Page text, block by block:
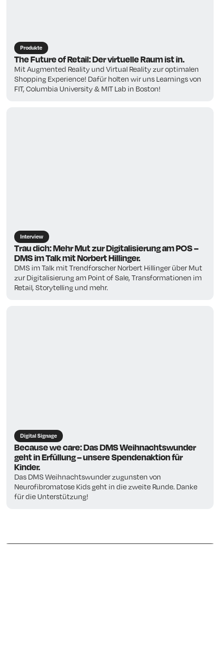
Produkte
The Future of Retail: Der virtuelle Raum ist in.
Mit Augmented Reality und Virtual Reality zur optimalen
Shopping Experience! Dafür holten wir uns Learnings von
FIT, Columbia University & MIT Lab in Boston!
Interview
Trau dich: Mehr Mut zur Digitalisierung am POS –
DMS im Talk mit Norbert Hillinger.
DMS im Talk mit Trendforscher Norbert Hillinger über Mut
zur Digitalisierung am Point of Sale, Transformationen im
Retail, Storytelling und mehr.
Digital Signage
Because we care: Das DMS Weihnachtswunder
geht in Erfüllung – unsere Spendenaktion für
Kinder.
Das DMS Weihnachtswunder zugunsten von
Neurofibromatose Kids geht in die zweite Runde. Danke
für die Unterstützung!